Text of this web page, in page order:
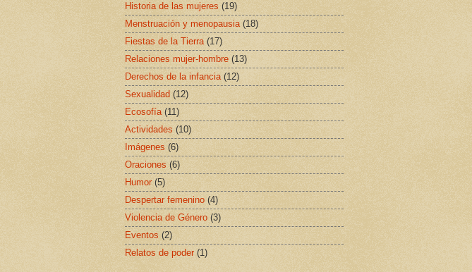
Historia de las mujeres (19)
Menstruación y menopausia (18)
Fiestas de la Tierra (17)
Relaciones mujer-hombre (13)
Derechos de la infancia (12)
Sexualidad (12)
Ecosofía (11)
Actividades (10)
Imágenes (6)
Oraciones (6)
Humor (5)
Despertar femenino (4)
Violencia de Género (3)
Eventos (2)
Relatos de poder (1)